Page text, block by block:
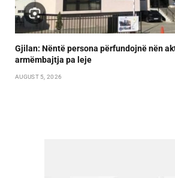
Gjilan: Nëntë persona përfundojnë nën
armëmbajtja pa leje
AUGUST 5, 2026